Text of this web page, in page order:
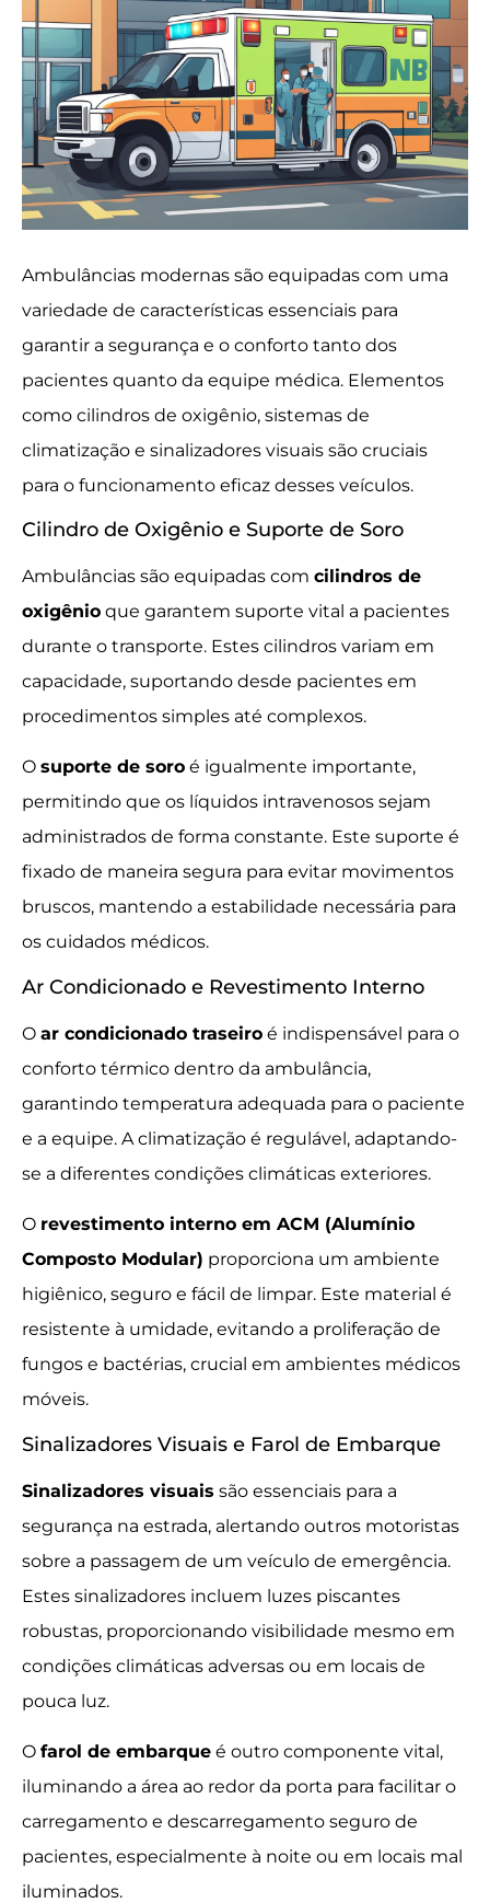
Ambulâncias modernas são equipadas com uma
variedade de características essenciais para
garantir a segurança e o conforto tanto dos
pacientes quanto da equipe médica. Elementos
como cilindros de oxigênio, sistemas de
climatização e sinalizadores visuais são cruciais
para o funcionamento eficaz desses veículos.
Cilindro de Oxigênio e Suporte de Soro
Ambulâncias são equipadas com cilindros de
oxigênio que garantem suporte vital a pacientes
durante o transporte. Estes cilindros variam em
capacidade, suportando desde pacientes em
procedimentos simples até complexos.
O suporte de soro é igualmente importante,
permitindo que os líquidos intravenosos sejam
administrados de forma constante. Este suporte é
fixado de maneira segura para evitar movimentos
bruscos, mantendo a estabilidade necessária para
os cuidados médicos.
Ar Condicionado e Revestimento Interno
O ar condicionado traseiro é indispensável para o
conforto térmico dentro da ambulância,
garantindo temperatura adequada para o paciente
e a equipe. A climatização é regulável, adaptando-
se a diferentes condições climáticas exteriores.
O revestimento interno em ACM (Alumínio
Composto Modular) proporciona um ambiente
higiênico, seguro e fácil de limpar. Este material é
resistente à umidade, evitando a proliferação de
fungos e bactérias, crucial em ambientes médicos
móveis.
Sinalizadores Visuais e Farol de Embarque
Sinalizadores visuais são essenciais para a
segurança na estrada, alertando outros motoristas
sobre a passagem de um veículo de emergência.
Estes sinalizadores incluem luzes piscantes
robustas, proporcionando visibilidade mesmo em
condições climáticas adversas ou em locais de
pouca luz.
O farol de embarque é outro componente vital,
iluminando a área ao redor da porta para facilitar o
carregamento e descarregamento seguro de
pacientes, especialmente à noite ou em locais mal
iluminados.